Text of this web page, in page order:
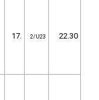
17. 2/U23 22.30